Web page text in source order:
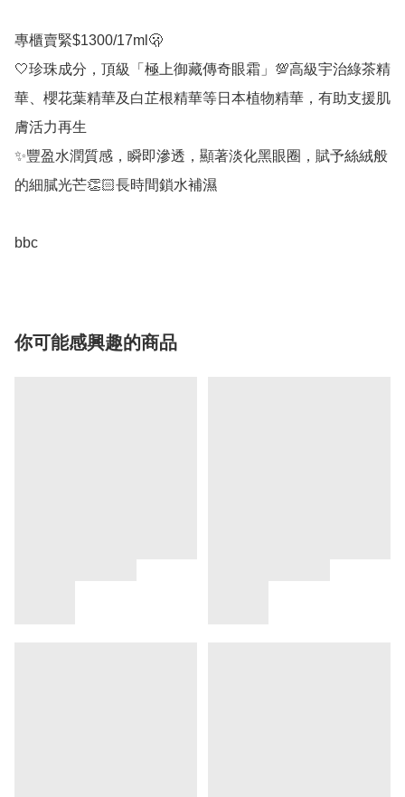
專櫃賣緊$1300/17ml🫢
🤍珍珠成分，頂級「極上御藏傳奇眼霜」💯高級宇治綠茶精
華、櫻花葉精華及白芷根精華等日本植物精華，有助支援肌
膚活力再生
✨豐盈水潤質感，瞬即滲透，顯著淡化黑眼圈，賦予絲絨般
的細膩光芒👏🏻長時間鎖水補濕
bbc
你可能感興趣的商品